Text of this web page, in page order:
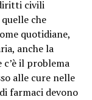
civili
che
quotidiane,
anche la
il problema
alle cure nelle
farmaci devono